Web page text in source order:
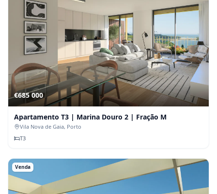
€685 000
Apartamento T3 | Marina Douro 2 | Fração M
Vila Nova de Gaia, Porto
T3
Venda